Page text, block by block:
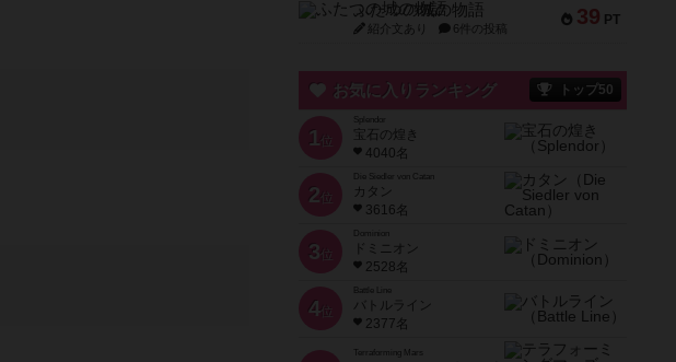
39 PT
ふたつの城の物語
紹介文あり 6件の投稿
お気に入りランキング トップ50
1 位
宝石の煌き
4040名
2 位
Die Siedler von Catan
カタン
3616名
3 位
ドミニオン
2528名
4位
Battle Line
バトルライン
2377名
Terraforming Mars